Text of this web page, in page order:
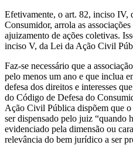
Efetivamente, o art. 82, inciso IV,
Consumidor, arrola as
ajuizamento de ações coletivas.
inciso V, da Lei da Ação Civil
Faz-se necessário que a
pelo menos um ano e que inclua
defesa dos direitos e interesses
do Código de Defesa do
Ação Civil Pública dispõem que
ser dispensado pelo juiz “quando
evidenciado pela dimensão ou
relevância do bem jurídico a ser